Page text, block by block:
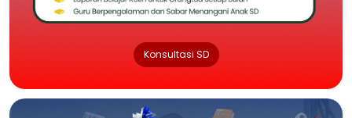
Konsultasi SD